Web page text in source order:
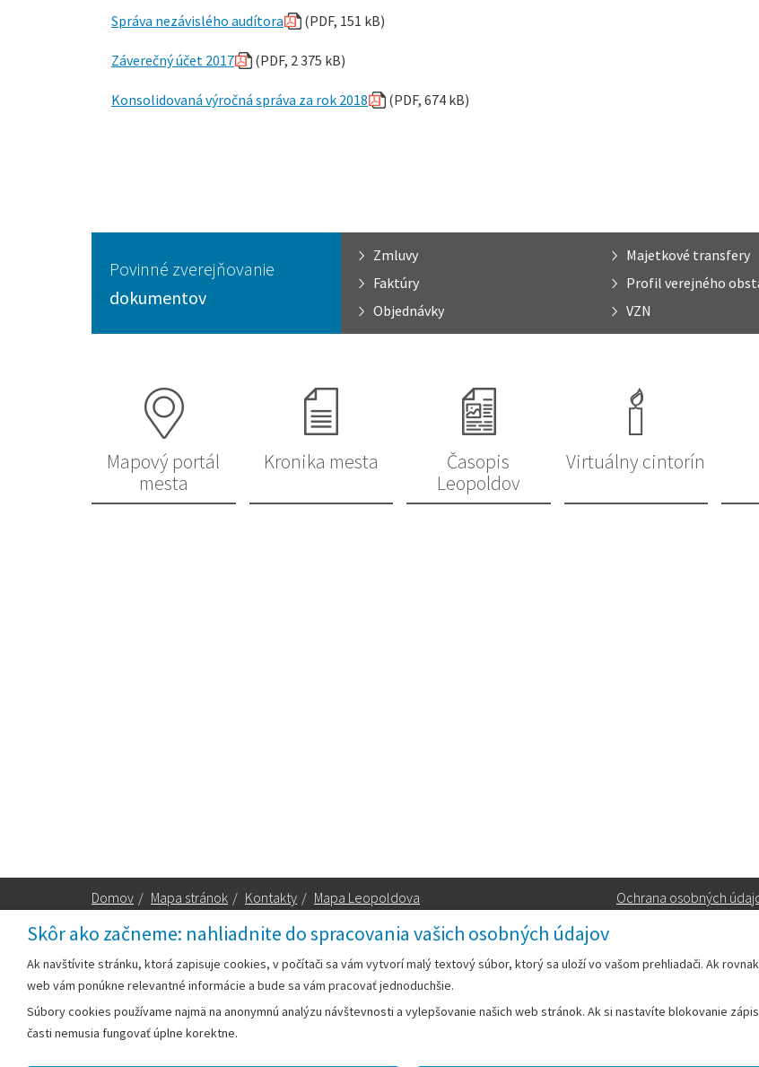
Skôr ako začneme: nahliadnite do spracovania vašich osobných údajov
Ak navštívite stránku, ktorá zapisuje cookies, v počítači sa vám vytvorí malý textový súbor, ktorý sa uloží vo vašom prehliadači. Ak
web vám ponúkne relevantné informácie a bude sa vám pracovať jednoduchšie.
Súbory cookies používame najmä na anonymnú analýzu návštevnosti a vylepšovanie našich web stránok. Ak si nastavíte blokovanie
časti nemusia fungovať úplne korektne.
Správa nezávislého audítora (PDF, 151 kB)
Záverečný účet 2017 (PDF, 2 375 kB)
Konsolidovaná výročná správa za rok 2018 (PDF, 674 kB)
Povinné zverejňovanie
dokumentov
Zmluvy
Majetkové transfery
Faktúry
Profil verejného
Objednávky
VZN
Mapový portál
mesta
Kronika mesta
Časopis
Leopoldov
Virtuálny cintorín
Domov / Mapa stránok / Kontakty / Mapa Leopoldova Ochrana osobných
Mestský úrad Leopoldov
Hlohovská cesta 1818/2A
Email: